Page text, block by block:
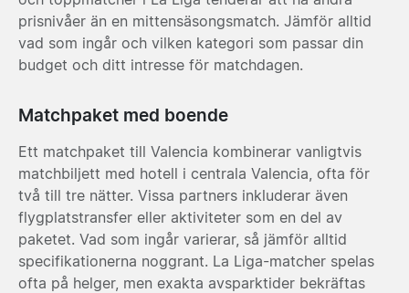
prisnivåer än en mittensäsongsmatch. Jämför alltid
vad som ingår och vilken kategori som passar din
budget och ditt intresse för matchdagen.
Matchpaket med boende
Ett matchpaket till Valencia kombinerar vanligtvis
matchbiljett med hotell i centrala Valencia, ofta för
två till tre nätter. Vissa partners inkluderar även
flygplatstransfer eller aktiviteter som en del av
paketet. Vad som ingår varierar, så jämför alltid
specifikationerna noggrant. La Liga-matcher spelas
ofta på helger, men exakta avsparktider bekräftas